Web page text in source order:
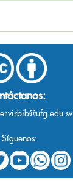
Síguenos: